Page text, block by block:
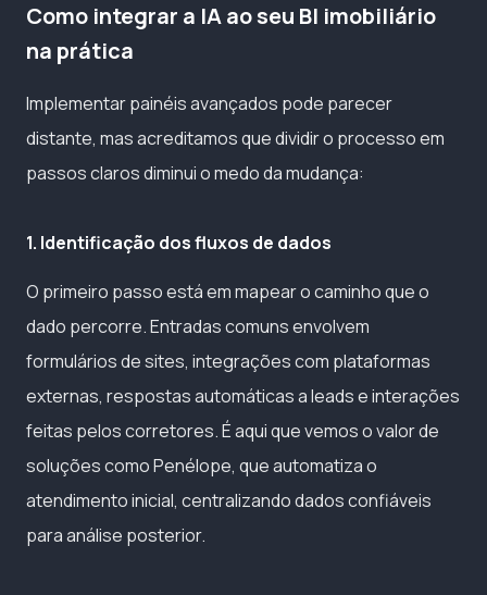
Como integrar a IA ao seu BI imobiliário
na prática
Implementar painéis avançados pode parecer
distante, mas acreditamos que dividir o processo em
passos claros diminui o medo da mudança:
1. Identificação dos fluxos de dados
O primeiro passo está em mapear o caminho que o
dado percorre. Entradas comuns envolvem
formulários de sites, integrações com plataformas
externas, respostas automáticas a leads e interações
feitas pelos corretores. É aqui que vemos o valor de
soluções como Penélope, que automatiza o
atendimento inicial, centralizando dados confiáveis
para análise posterior.